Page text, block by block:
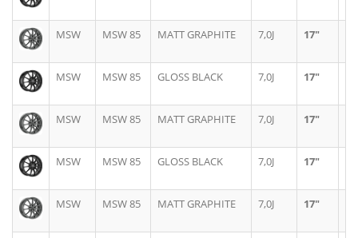
MSW MSW 85 MATT GRAPHITE 7,0J 17"
MSW MSW 85 GLOSS BLACK 7,0J 17"
MSW MSW 85 MATT GRAPHITE 7,0J 17"
MSW MSW 85 GLOSS BLACK 7,0J 17"
MSW MSW 85 MATT GRAPHITE 7,0J 17"